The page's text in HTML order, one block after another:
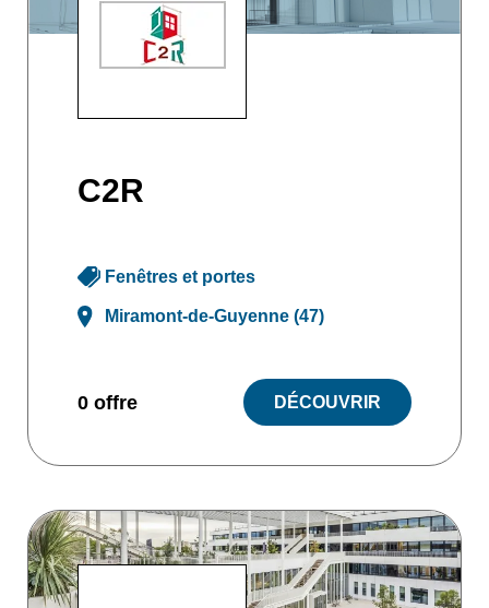
C2R
Fenêtres et portes
Miramont-de-Guyenne (47)
0 offre DÉCOUVRIR